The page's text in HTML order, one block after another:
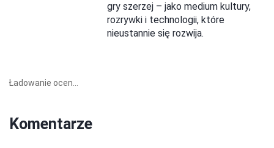
gry szerzej – jako medium kultury,
rozrywki i technologii, które
nieustannie się rozwija.
Ładowanie ocen...
Komentarze